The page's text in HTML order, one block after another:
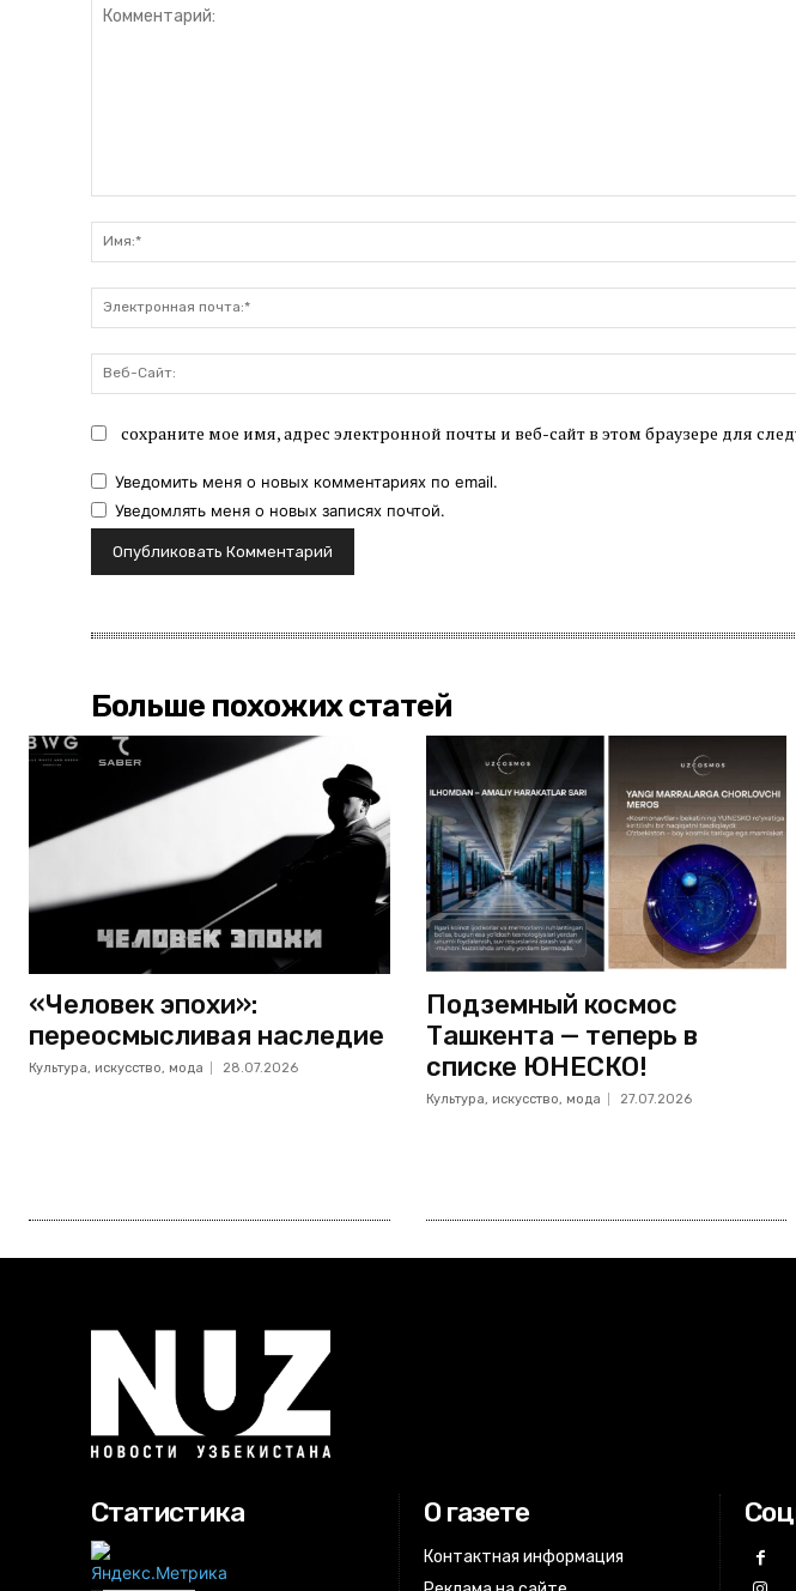
сохраните мое имя, адрес электронной почты и веб-сайт в этом браузере для
Уведомить меня о новых комментариях по email.
Уведомлять меня о новых записях почтой.
Больше похожих статей
«Человек эпохи»:
переосмысливая наследие
Культура, искусство, мода 28.07.2026
Подземный космос
Ташкента — теперь в
списке ЮНЕСКО!
Культура, искусство, мода 27.07.2026
Статистика О газете
Контактная информация